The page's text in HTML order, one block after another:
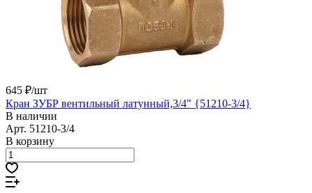
645 ₽/шт
Кран ЗУБР вентильный латунный,3/4" {51210-3/4}
В наличии
Арт. 51210-3/4
В корзину